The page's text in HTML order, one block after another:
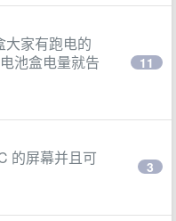
家有跑电的
池盒电量就告
11
的屏幕并且可
3